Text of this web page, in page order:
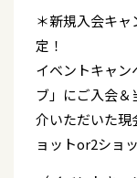
＊新規入会キ
定！
イベントキャン
ブ」にご入会
介いただいた現
ョットor2ショ